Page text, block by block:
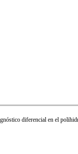
diferencial en el